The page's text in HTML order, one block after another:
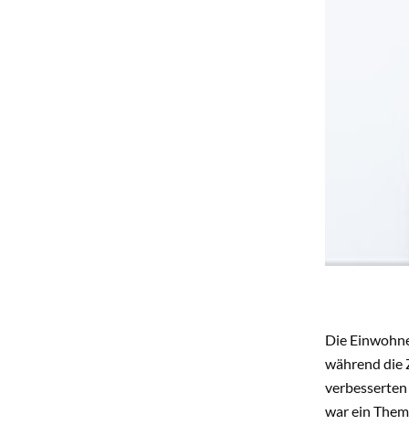
Die
während die
war ein